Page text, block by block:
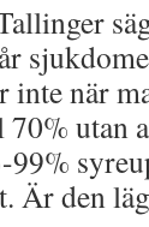
inte när
utan
Är den